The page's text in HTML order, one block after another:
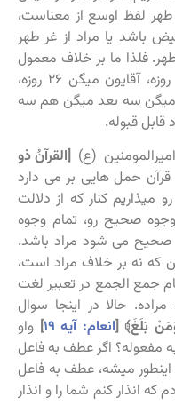
طهر لفظ اوسع از معناست،
باشد یا مراد از غر طهر
فلذا ما بر خلاف معمول
فتوا بگیم که حداقل عده رجعیه ۲۹ روزه، آقایون میگن ۲۶ روزه،
میگن سه بعد میگن هم سه
قبوله.
(ع) [القرآنُ ذو
قرآن حمل هایی بر می دارد
کنار که از دلالت
صحیح رو، تمام وجوه
می شود مراد باشد.
نه بر خلاف مراد است،
جمع الجمع در تعبیر لغت
حالا در اینجا سوال
بَلَغَ﴾ [انعام: آیه ۱۹ ] واو
اگر عطف به فاعل
اینطور میشه، عطف به فاعل
انذار کنم شما را و انذار